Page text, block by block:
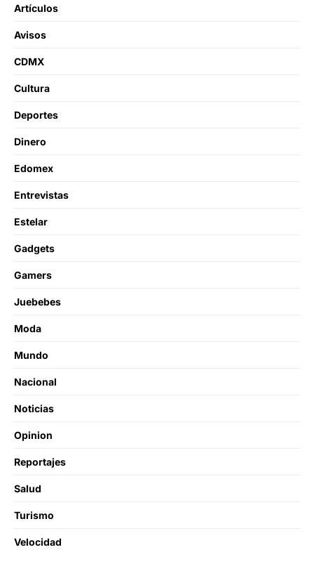
Artículos
Avisos
CDMX
Cultura
Deportes
Dinero
Edomex
Entrevistas
Estelar
Gadgets
Gamers
Juebebes
Moda
Mundo
Nacional
Noticias
Opinion
Reportajes
Salud
Turismo
Velocidad